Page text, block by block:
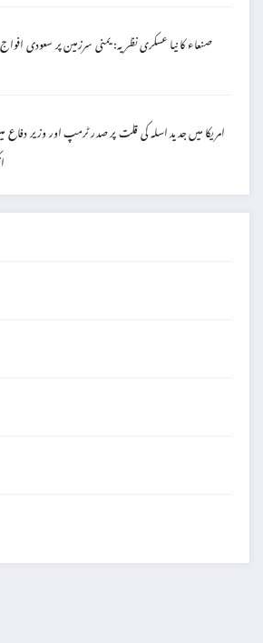
صنعاء کا نیا عسکری نظریہ: یمنی سرزمین پر سعودی
امریکا میں جدید اسلہ کی قلت پر صدر ٹرمپ اور وزیر